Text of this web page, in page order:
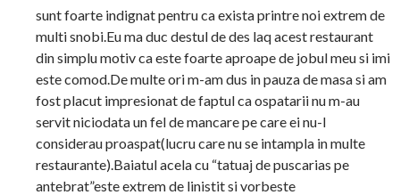
sunt foarte indignat pentru ca exista printre noi extrem de
multi snobi.Eu ma duc destul de des laq acest restaurant
din simplu motiv ca este foarte aproape de jobul meu si imi
este comod.De multe ori m-am dus in pauza de masa si am
fost placut impresionat de faptul ca ospatarii nu m-au
servit niciodata un fel de mancare pe care ei nu-l
considerau proaspat(lucru care nu se intampla in multe
restaurante).Baiatul acela cu “tatuaj de puscarias pe
antebrat”este extrem de linistit si vorbeste